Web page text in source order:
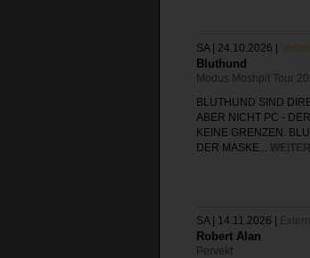
SA | 24.10.2026 |
Bluthund
Modus Moshpit Tour
BLUTHUND SIND
ABER NICHT PC -
KEINE GRENZEN.
DER MASKE...
SA | 14.11.2026 |
Robert Alan
Pervekt